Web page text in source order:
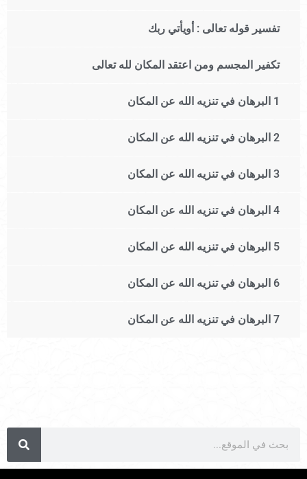
تفسير قوله تعالى : أويأتي ربك
تكفير المجسم ومن اعتقد المكان لله تعالى
1 البرهان في تنزيه الله عن المكان
2 البرهان في تنزيه الله عن المكان
3 البرهان في تنزيه الله عن المكان
4 البرهان في تنزيه الله عن المكان
5 البرهان في تنزيه الله عن المكان
6 البرهان في تنزيه الله عن المكان
7 البرهان في تنزيه الله عن المكان